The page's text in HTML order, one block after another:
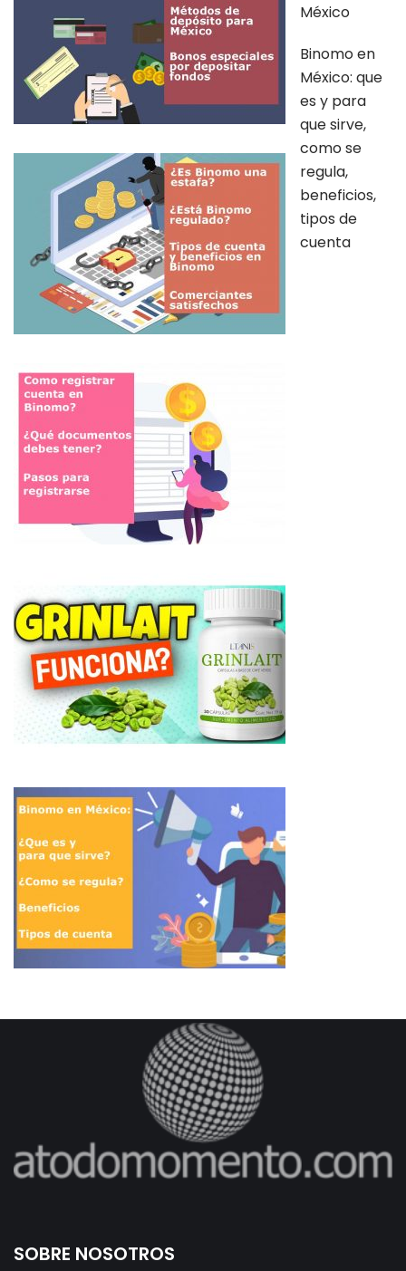
México
Binomo en
México: que
es y para
que sirve,
como se
regula,
beneficios,
tipos de
cuenta
SOBRE NOSOTROS